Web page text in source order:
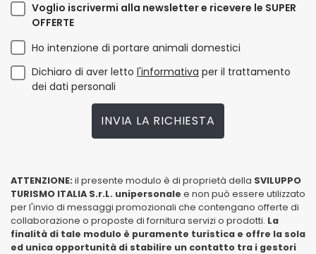
Voglio iscrivermi alla newsletter e ricevere le SUPER
OFFERTE
Ho intenzione di portare animali domestici
Dichiaro di aver letto l'informativa per il trattamento
dei dati personali
INVIA LA RICHIESTA
ATTENZIONE: il presente modulo è di proprietà della SVILUPPO
TURISMO ITALIA S.r.L. unipersonale e non può essere utilizzato
per l'invio di messaggi promozionali che contengano offerte di
collaborazione o proposte di fornitura servizi o prodotti. La
finalità di tale modulo è puramente turistica e offre la sola
ed unica opportunità di stabilire un contatto tra i gestori